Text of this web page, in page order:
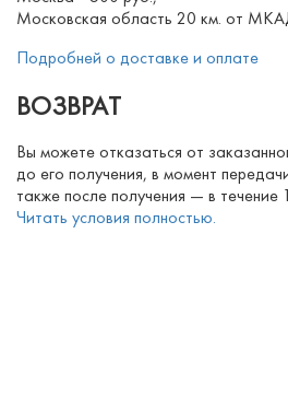
Московская область 20 км. от
Подробней о доставке и оплате
ВОЗВРАТ
Вы можете отказаться от
до его получения, в момент
также после получения — в течение
Читать условия полностью.